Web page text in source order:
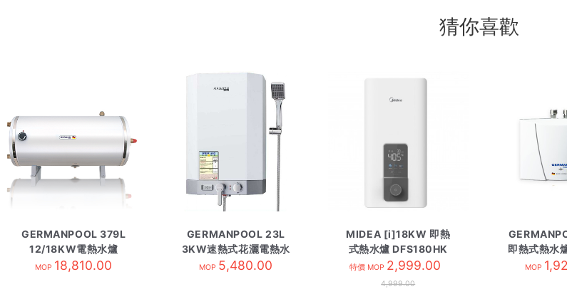
猜你喜歡
GERMANPOOL 379L
12/18KW電熱水爐
GPU-100 圓型
MOP 18,810.00
GERMANPOOL 23L
3KW速熱式花灑電熱水
爐 GPNB-6SSL方型
MOP 5,480.00
MIDEA [i]18KW 即熱
式熱水爐 DFS180HK
特價 MOP 2,999.00
4,999.00
即熱式熱水
單
MOP